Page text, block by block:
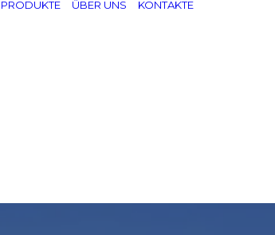
PRODUKTE ÜBER UNS KONTAKTE